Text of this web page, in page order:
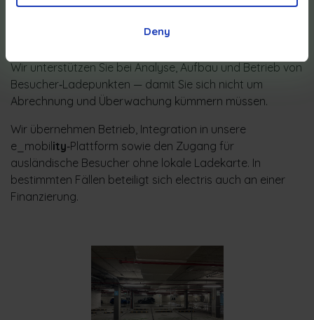
Deny
Besucher‑Ladestationen
Willkommen heißen heißt überzeugen
Wir unterstützen Sie bei Analyse, Aufbau und Betrieb von
Besucher‑Ladepunkten — damit Sie sich nicht um
Abrechnung und Überwachung kümmern müssen.
Wir übernehmen Betrieb, Integration in unsere
e_mobility‑Plattform sowie den Zugang für
ausländische Besucher ohne lokale Ladekarte. In
bestimmten Fällen beteiligt sich electris auch an einer
Finanzierung.